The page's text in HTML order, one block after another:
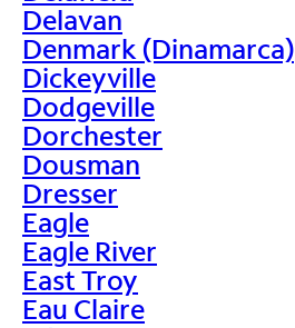
Delavan
Denmark (Dinamarca)
Dickeyville
Dodgeville
Dorchester
Dousman
Dresser
Eagle
Eagle River
East Troy
Eau Claire